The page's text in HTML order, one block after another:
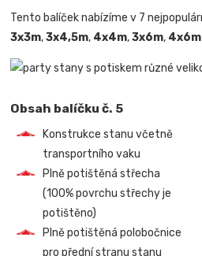
Tento balíček nabízíme v 7
3x3m,3x4,5m, 4x4m,3x6m, 4x6m
Obsah balíčku č. 5
Konstrukce stanu včetně
transportního vaku
Plně potištěná střecha
(100% povrchu střechy je
potištěno)
Plně potištěná polobočnice
pro přední stranu stanu